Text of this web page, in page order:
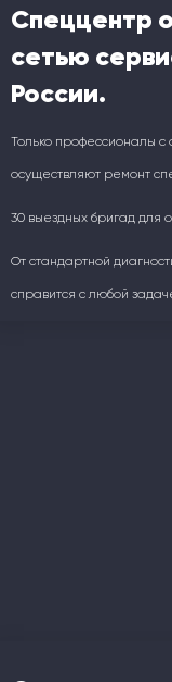
Спеццентр
сетью
России.
Только профессионалы
осуществляют ремонт
30 выездных бригад для
От стандартной
справится с любой